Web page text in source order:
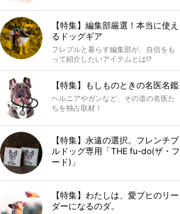
【特集】編集部厳選！本当に使え
るドッグギア
フレブルと暮らす編集部が、自信をも
って紹介したいアイテムとは!?
【特集】もしものときの名医名鑑
ヘルニアやガンなど、その道の名医た
ちを独占取材！
【特集】永遠の選択。フレンチブ
ルドッグ専用「THE fu-do(ザ・フ
ード)」
【特集】わたしは、愛ブヒのリー
ダーになるのダ。